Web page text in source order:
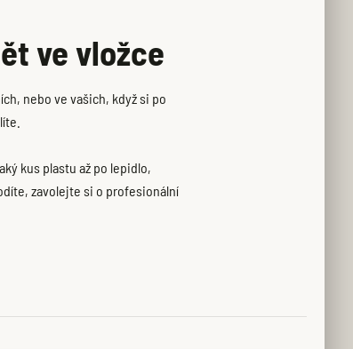
ve vložce
nebo ve vašich, když si po
kus plastu až po lepidlo,
zavolejte si o profesionální